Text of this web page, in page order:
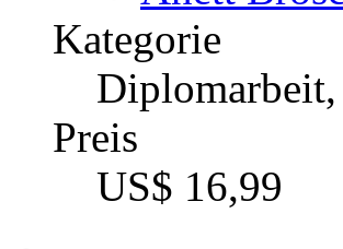
des
Autor
Kategorie